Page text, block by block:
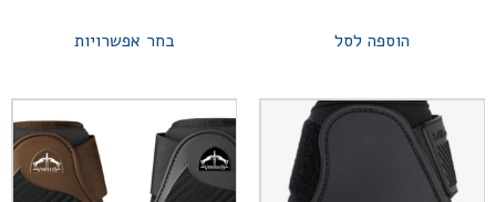
הוספה לסל בחר אפשרויות